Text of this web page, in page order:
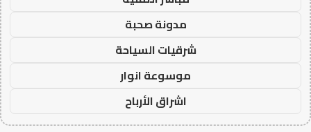
مدونة صحبة
شرقيات السياحة
موسوعة انوار
اشراق الأرباح